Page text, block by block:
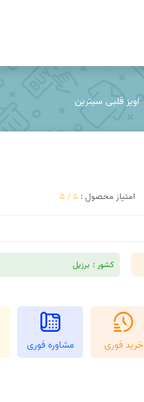
عقیق شجر پاییزی
عقیق بوتسوانا
عقیق اتشین
اویز قلبی سیترین
امتیاز محصول : 5 / 5
کشور : برزیل
خرید فوری مشاوره فوری